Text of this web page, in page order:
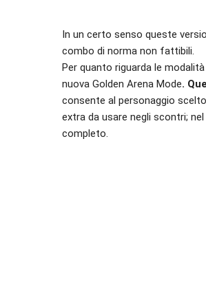
In un certo senso queste
combo di norma non fattibili.
Per quanto riguarda le
nuova Golden Arena Mode.
consente al personaggio
extra da usare negli scontri;
completo.